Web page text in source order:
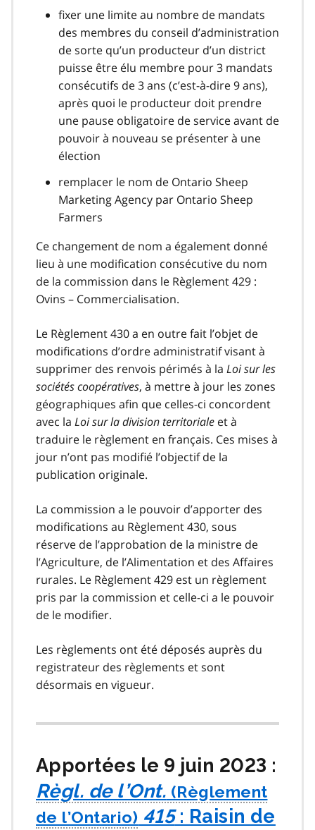
fixer une limite au nombre de mandats
des membres du conseil d’administration
de sorte qu’un producteur d’un district
puisse être élu membre pour 3 mandats
consécutifs de 3 ans (c’est-à-dire 9 ans),
après quoi le producteur doit prendre
une pause obligatoire de service avant de
pouvoir à nouveau se présenter à une
élection
remplacer le nom de Ontario Sheep
Marketing Agency par Ontario Sheep
Farmers
Ce changement de nom a également donné
lieu à une modification consécutive du nom
de la commission dans le Règlement 429 :
Ovins – Commercialisation.
Le Règlement 430 a en outre fait l’objet de
modifications d’ordre administratif visant à
supprimer des renvois périmés à la Loi sur les
sociétés coopératives, à mettre à jour les zones
géographiques afin que celles-ci concordent
avec la Loi sur la division territoriale et à
traduire le règlement en français. Ces mises à
jour n’ont pas modifié l’objectif de la
publication originale.
La commission a le pouvoir d’apporter des
modifications au Règlement 430, sous
réserve de l’approbation de la ministre de
l’Agriculture, de l’Alimentation et des Affaires
rurales. Le Règlement 429 est un règlement
pris par la commission et celle-ci a le pouvoir
de le modifier.
Les règlements ont été déposés auprès du
registrateur des règlements et sont
désormais en vigueur.
Apportées le 9 juin 2023 :
Règl. de l’Ont.
415: Raisin de